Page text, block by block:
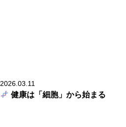
2026.03.11
健康は「細胞」から始まる